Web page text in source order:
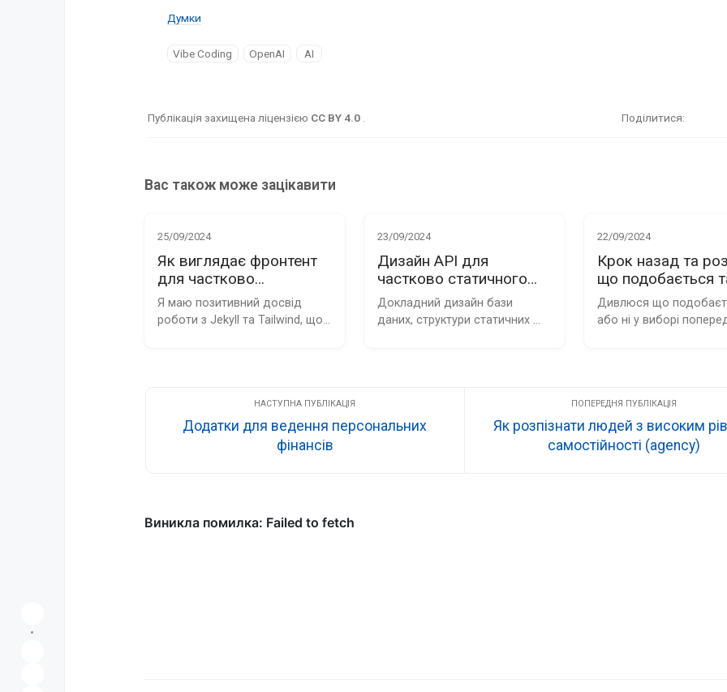
Думки
Vibe Coding OpenAI AI
Публікація захищена ліцензією CC BY 4.0 Поділитися
Вас також може зацікавити
25/09/2024
Як виглядає фронтент
для частково
статичного клона Reddit
Я маю позитивний досвід
роботи з Jekyll та Tailwind, що
23/09/2024
Дизайн API для
частково статичного
клону Reddit
Докладний дизайн бази
даних, структури статичних
22/09/2024
Крок назад та
що подобається
стеку для клона
Дивлюся що
або ні у виборі
Додатки для ведення персональних
фінансів
Як розпізнати людей з високим
самостійності (agency)